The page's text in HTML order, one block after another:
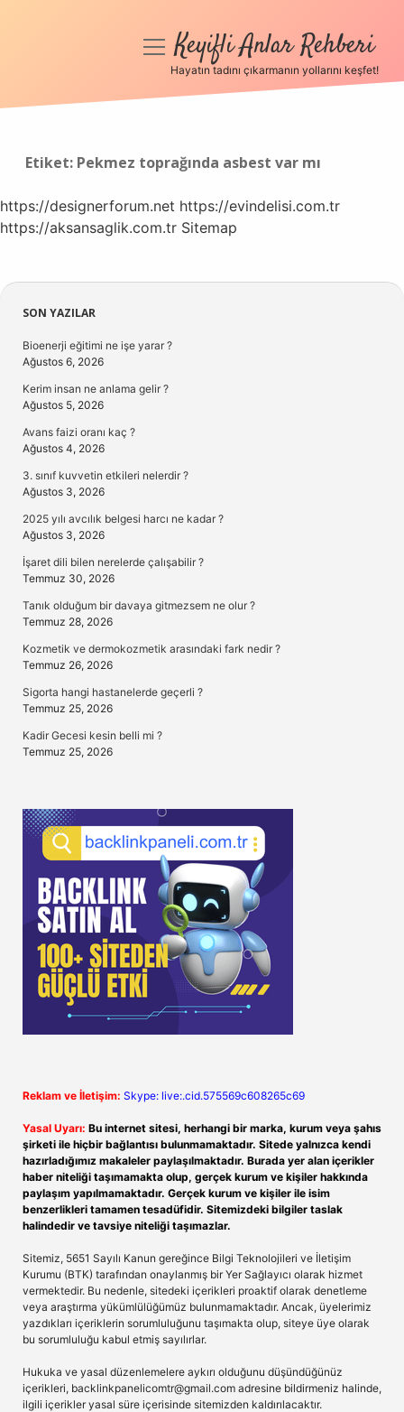
Anasayfa
Hakkımızda
menüyüKeyifli Anlar Rehberi
Hayatın tadını çıkarmanın yollarını keşfet!
Etiket: Pekmez toprağında asbest var mı
https://designerforum.net https://evindelisi.com.tr
https://aksansaglik.com.tr Sitemap
Sidebar
SON YAZILAR
Bioenerji eğitimi ne işe yarar ?
Ağustos 6, 2026
Kerim insan ne anlama gelir ?
Ağustos 5, 2026
Avans faizi oranı kaç ?
Ağustos 4, 2026
3. sınıf kuvvetin etkileri nelerdir ?
Ağustos 3, 2026
2025 yılı avcılık belgesi harcı ne kadar ?
Ağustos 3, 2026
İşaret dili bilen nerelerde çalışabilir ?
Temmuz 30, 2026
Tanık olduğum bir davaya gitmezsem ne olur ?
Temmuz 28, 2026
Kozmetik ve dermokozmetik arasındaki fark nedir ?
Temmuz 26, 2026
Sigorta hangi hastanelerde geçerli ?
Temmuz 25, 2026
Kadir Gecesi kesin belli mi ?
Temmuz 25, 2026
Reklam ve İletişim: Skype: live:.cid.575569c608265c69
Yasal Uyarı: Bu internet sitesi, herhangi bir marka, kurum veya şahıs
şirketi ile hiçbir bağlantısı bulunmamaktadır. Sitede yalnızca kendi
hazırladığımız makaleler paylaşılmaktadır. Burada yer alan içerikler
haber niteliği taşımamakta olup, gerçek kurum ve kişiler hakkında
paylaşım yapılmamaktadır. Gerçek kurum ve kişiler ile isim
benzerlikleri tamamen tesadüfidir. Sitemizdeki bilgiler taslak
halindedir ve tavsiye niteliği taşımazlar.
Sitemiz, 5651 Sayılı Kanun gereğince Bilgi Teknolojileri ve İletişim
Kurumu (BTK) tarafından onaylanmış bir Yer Sağlayıcı olarak hizmet
vermektedir. Bu nedenle, sitedeki içerikleri proaktif olarak denetleme
veya araştırma yükümlülüğümüz bulunmamaktadır. Ancak, üyelerimiz
yazdıkları içeriklerin sorumluluğunu taşımakta olup, siteye üye olarak
bu sorumluluğu kabul etmiş sayılırlar.
Hukuka ve yasal düzenlemelere aykırı olduğunu düşündüğünüz
içerikleri, backlinkpanelicomtr@gmail.com adresine bildirmeniz halinde,
ilgili içerikler yasal süre içerisinde sitemizden kaldırılacaktır.